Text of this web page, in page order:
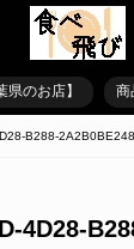
県のお店】 商
B288-
4D28-